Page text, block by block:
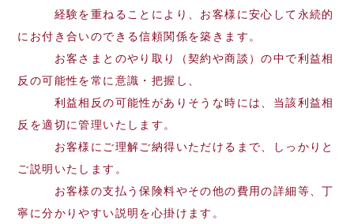
経験を重ねることにより、お客様に安心して永続的
にお付き合いのできる信頼関係を築きます。
お客さまとのやり取り（契約や商談）の中で利益相
反の可能性を常に意識・把握し、
利益相反の可能性がありそうな時には、当該利益相
反を適切に管理いたします。
お客様にご理解ご納得いただけるまで、しっかりと
ご説明いたします。
お客様の支払う保険料やその他の費用の詳細等、丁
寧に分かりやすい説明を心掛けます。